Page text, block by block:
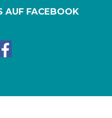
AUF FACEBOOK